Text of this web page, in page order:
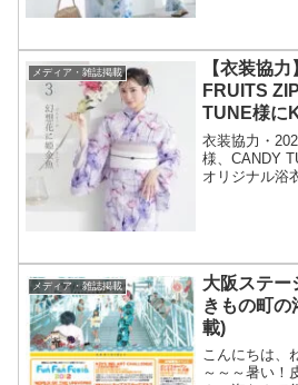
メディア・雑誌掲載
【衣装協
FRUITS
TUNE様に
ジナル浴衣
ました！
衣装協力・
様、CANDY
オリジナル浴
メディア・雑誌掲載
大阪ステー
きもの町の浴衣
載)
こんにちは、
～～～暑い！